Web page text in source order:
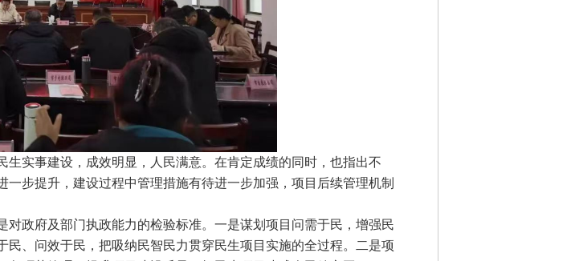
实事建设，成效明显，人民满意。在肯定成绩的同时，也指出不
步提升，建设过程中管理措施有待进一步加强，项目后续管理机制
政府及部门执政能力的检验标准。一是谋划项目问需于民，增强民
、问效于民，把吸纳民智民力贯穿民生项目实施的全过程。二是项